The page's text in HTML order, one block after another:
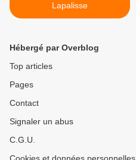
Lapalisse
Hébergé par Overblog
Top articles
Pages
Contact
Signaler un abus
C.G.U.